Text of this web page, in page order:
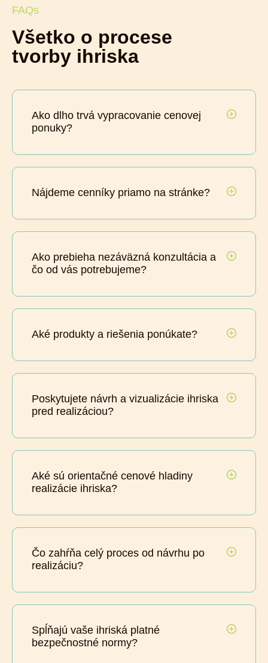
FAQs
Všetko o procese
tvorby ihriska
Ako dlho trvá vypracovanie cenovej
ponuky?
Nájdeme cenníky priamo na stránke?
Ako prebieha nezáväzná konzultácia a
čo od vás potrebujeme?
Aké produkty a riešenia ponúkate?
Poskytujete návrh a vizualizácie ihriska
pred realizáciou?
Aké sú orientačné cenové hladiny
realizácie ihriska?
Čo zahŕňa celý proces od návrhu po
realizáciu?
Spĺňajú vaše ihriská platné
bezpečnostné normy?